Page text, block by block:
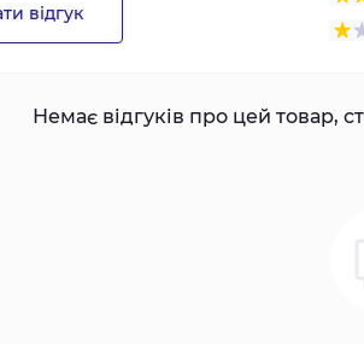
відгук
Немає відгуків про цей товар,